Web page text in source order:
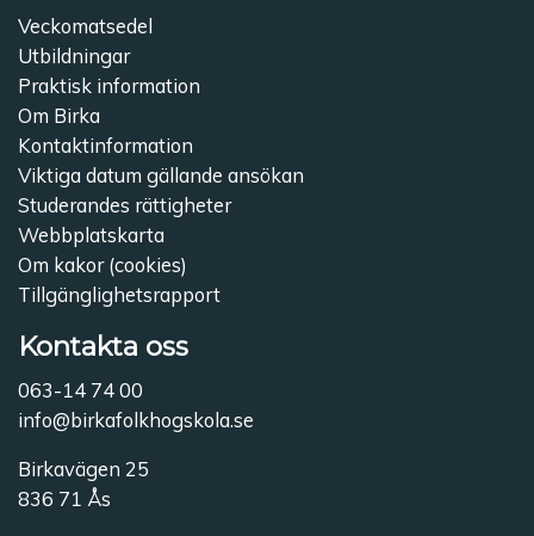
Veckomatsedel
Utbildningar
Praktisk information
Om Birka
Kontaktinformation
Viktiga datum gällande ansökan
Studerandes rättigheter
Webbplatskarta
Om kakor (cookies)
Tillgänglighetsrapport
Kontakta oss
063-14 74 00
info@birkafolkhogskola.se
Birkavägen 25
836 71 Ås